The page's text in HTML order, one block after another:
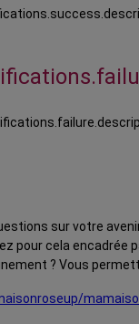
sur votre
pour cela encadrée
? Vous